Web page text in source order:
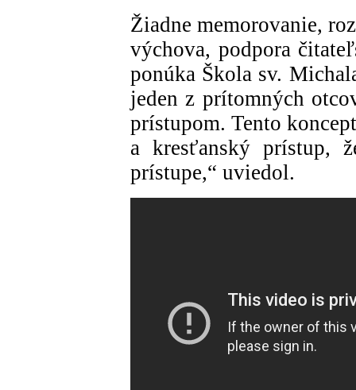
Žiadne memorovanie,
výchova, podpora
ponúka Škola sv.
jeden z prítomných
prístupom. Tento
a kresťanský prístup,
prístupe,“ uviedol.